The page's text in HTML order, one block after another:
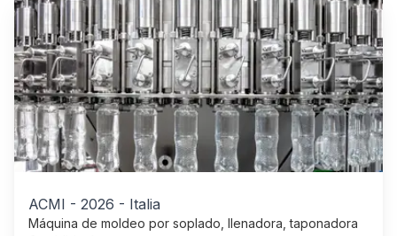
ACMI - 2026 - Italia
Máquina de moldeo por soplado, llenadora, taponadora